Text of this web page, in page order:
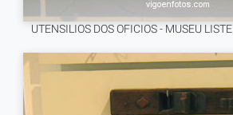
UTENSILIOS DOS OFICIOS - MUSEU LISTE.